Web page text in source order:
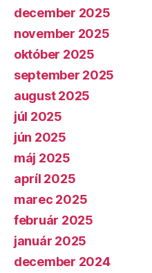
december 2025
november 2025
október 2025
september 2025
august 2025
júl 2025
jún 2025
máj 2025
apríl 2025
marec 2025
február 2025
január 2025
december 2024